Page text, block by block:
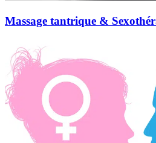
Massage tantrique &